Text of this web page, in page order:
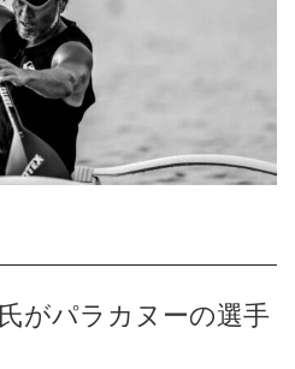
がパラカヌーの選手